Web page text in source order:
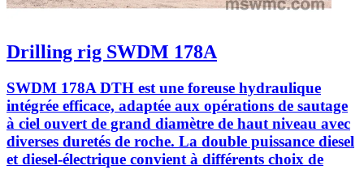
Drilling rig SWDM 178A
SWDM 178A DTH est une foreuse hydraulique
intégrée efficace, adaptée aux opérations de sautage
à ciel ouvert de grand diamètre de haut niveau avec
diverses duretés de roche. La double puissance diesel
et diesel-électrique convient à différents choix de